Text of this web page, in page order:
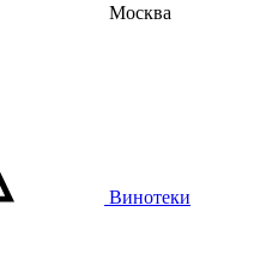
Москва
Винотеки